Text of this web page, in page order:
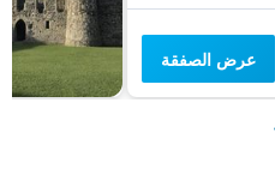
عرض الصفقة